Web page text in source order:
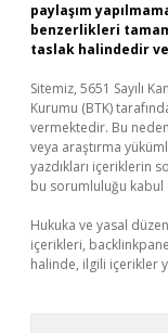
paylaşım
benzerlikleri
taslak halindedir
Sitemiz, 5651 Sayılı
Kurumu (BTK)
vermektedir. Bu
veya araştırma
yazdıkları içeriklerin
bu sorumluluğu kabul
Hukuka ve yasal
içerikleri,
halinde, ilgili içerikler